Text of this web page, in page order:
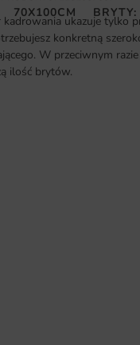
70X100CM
kadrowania ukazuje tylko
konkretną
W przeciwnym
ilość brytów.